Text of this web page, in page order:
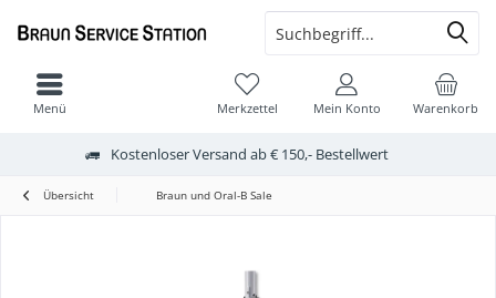
Kostenloser Versand ab € 150,- Bestellwert
Warenkorb
Merkzettel Mein Konto
Menü
Übersicht Braun und Oral-B Sale